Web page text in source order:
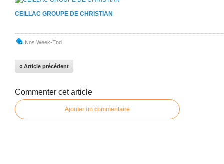
CEILLAC GROUPE DE CHRISTIAN
Nos Week-End
« Article précédent
Commenter cet article
Ajouter un commentaire